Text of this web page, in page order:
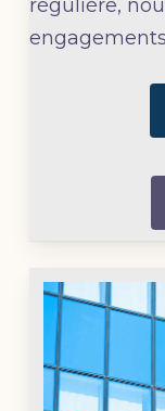
régulière,